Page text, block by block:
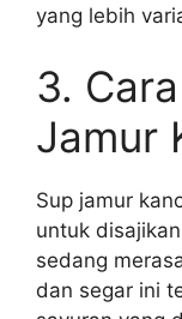
yang lebih
3.
Jamur
Sup jamur
untuk
sedang
dan segar ini